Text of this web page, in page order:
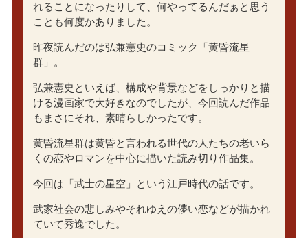
れることになったりして、何やってるんだぁと思う
ことも何度かありました。
昨夜読んだのは弘兼憲史のコミック「黄昏流星
群」。
弘兼憲史といえば、構成や背景などをしっかりと描
ける漫画家で大好きなのでしたが、今回読んだ作品
もまさにそれ、素晴らしかったです。
黄昏流星群は黄昏と言われる世代の人たちの老いら
くの恋やロマンを中心に描いた読み切り作品集。
今回は「武士の星空」という江戸時代の話です。
武家社会の悲しみやそれゆえの儚い恋などが描かれ
ていて秀逸でした。